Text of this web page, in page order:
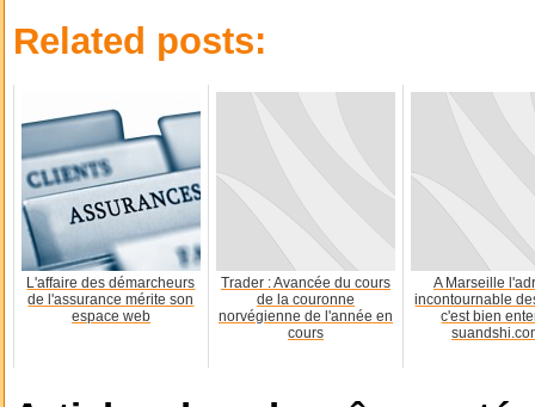
Related posts:
L'affaire des démarcheurs
de l'assurance mérite son
espace web
Trader : Avancée du cours
de la couronne
norvégienne de l'année en
cours
A Marseille
incontournable
c'est bien